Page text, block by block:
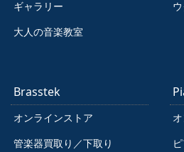
ギャラリー
大人の音楽教室
Brasstek
オンラインストア
管楽器買取り／下取り